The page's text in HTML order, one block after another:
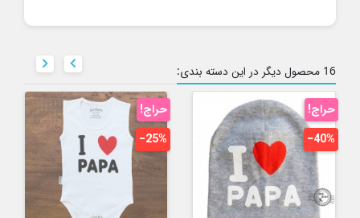
16 محصول دیگر در این دسته بندی: 
حراج!
‎−40%
حراج!
‎−25%
